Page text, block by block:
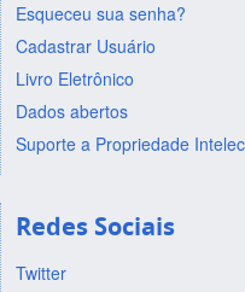
Esqueceu sua senha?
Cadastrar Usuário
Livro Eletrônico
Dados abertos
Suporte a Propriedade
Redes Sociais
Twitter